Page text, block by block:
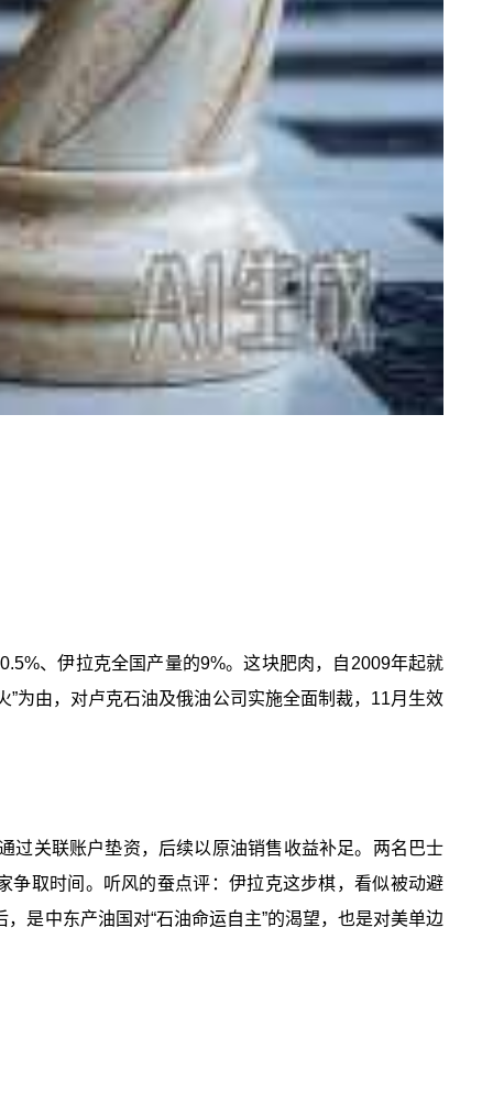
、伊拉克全国产量的9%。这块肥肉，自2009年起就
为由，对卢克石油及俄油公司实施全面制裁，11月生效
过关联账户垫资，后续以原油销售收益补足。两名巴士
取时间。听风的蚕点评：伊拉克这步棋，看似被动避
是中东产油国对“石油命运自主”的渴望，也是对美单边